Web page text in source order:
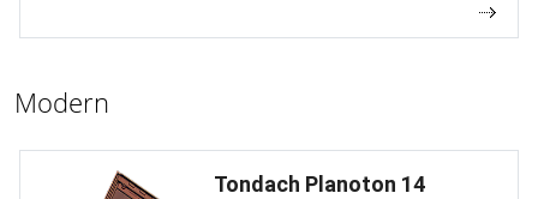
Modern
Tondach Planoton 14